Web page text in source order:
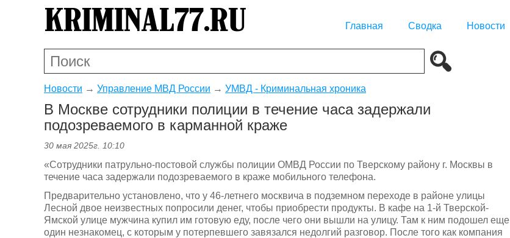
Главная Сводка Новости
Новости → Управление МВД России → УМВД - Криминальная хроника
В Москве сотрудники полиции в течение часа задержали
подозреваемого в карманной краже
30 мая 2025г. 10:10
«Сотрудники патрульно-постовой службы полиции ОМВД России по Тверскому району г. Москвы в
течение часа задержали подозреваемого в краже мобильного телефона.
Предварительно установлено, что у 46-летнего москвича в подземном переходе в районе улицы
Лесной двое неизвестных попросили денег, чтобы приобрести продукты. В кафе на 1-й Тверской-
Ямской улице мужчина купил им готовую еду, после чего они вышли на улицу. Там к ним подошел еще
один незнакомец, с которым у потерпевшего завязался недолгий разговор. После того как компания